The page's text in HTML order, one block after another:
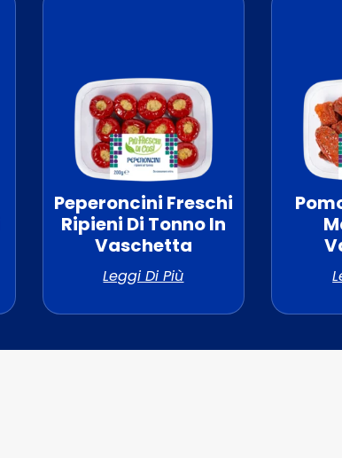
Peperoncini Freschi
Ripieni Di Tonno In
Vaschetta
Leggi Di Più